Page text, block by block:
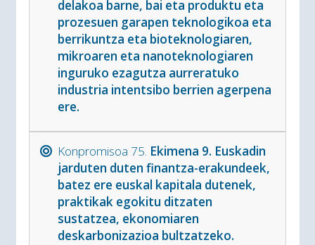
delakoa barne, bai eta produktu eta
prozesuen garapen teknologikoa eta
berrikuntza eta bioteknologiaren,
mikroaren eta nanoteknologiaren
inguruko ezagutza aurreratuko
industria intentsibo berrien agerpena
ere.
Konpromisoa 75. Ekimena 9. Euskadin
jarduten duten finantza-erakundeek,
batez ere euskal kapitala dutenek,
praktikak egokitu ditzaten
sustatzea, ekonomiaren
deskarbonizazioa bultzatzeko.